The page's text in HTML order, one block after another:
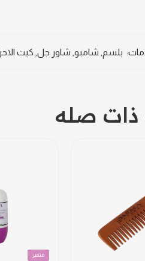
بلسم, شامبو, شاور جل, كيت
ذات صله
متميز